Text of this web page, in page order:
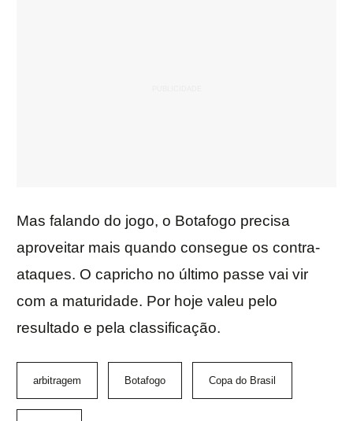
Mas falando do jogo, o Botafogo precisa
aproveitar mais quando consegue os contra-
ataques. O capricho no último passe vai vir
com a maturidade. Por hoje valeu pelo
resultado e pela classificação.
arbitragem Botafogo Copa do Brasil